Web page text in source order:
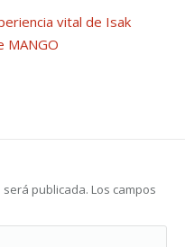
vital de Isak
MANGO
publicada. Los campos